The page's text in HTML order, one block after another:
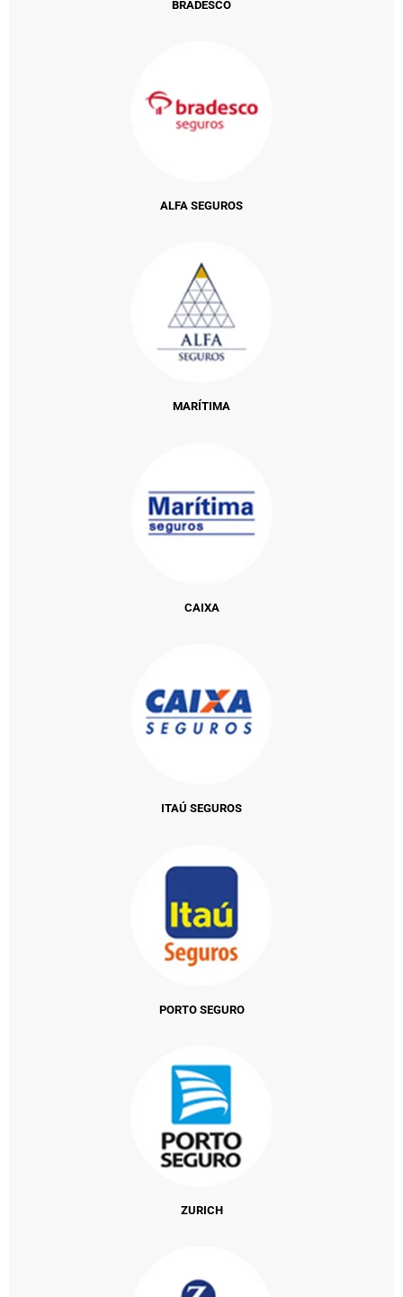
BRADESCO
ALFA SEGUROS
MARÍTIMA
CAIXA
ITAÚ SEGUROS
PORTO SEGURO
ZURICH